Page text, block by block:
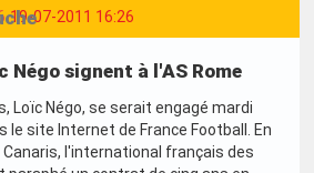
19-07-2011 16:26
Négo signent à l'AS Rome
Loïc Négo, se serait engagé mardi
le site Internet de France Football. En
l'international français des